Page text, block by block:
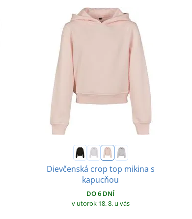
Dievčenská crop top mikina s
kapucňou
DO 6 DNÍ
v utorok 18. 8. u vás